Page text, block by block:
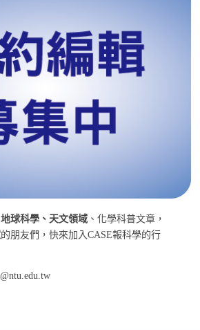
球科學、天文領域 、化學科普文章，
的朋友們，快來加入CASE報科學的行